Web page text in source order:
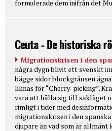
formulerade dem inifrån det
Ceuta - De historiska
Migrationskrisen i den
några dygn blivit ett svenskt
bägge sidor blockgränsen
liknas för “Cherry-picking”.
vara att hålla sig till sakläget
rimligt i tider med
migrationskrisen i den
djupare än vad som är allmänt